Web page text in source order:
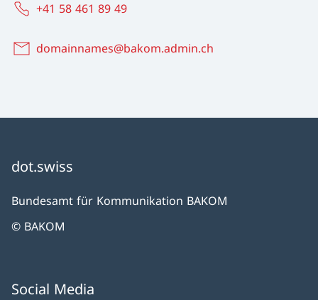
+41 58 461 89 49
domainnames@bakom.admin.ch
dot.swiss
Bundesamt für Kommunikation BAKOM
© BAKOM
Social Media